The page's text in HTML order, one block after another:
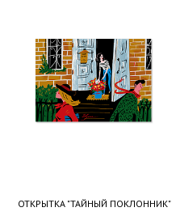
ОТКРЫТКА "ТАЙНЫЙ ПОКЛОННИК"